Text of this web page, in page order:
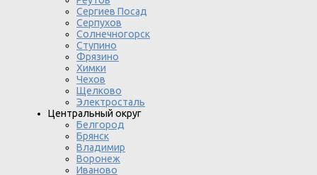
Сергиев Посад
Серпухов
Солнечногорск
Ступино
Фрязино
Химки
Чехов
Щелково
Электросталь
Центральный округ
Белгород
Брянск
Владимир
Воронеж
Иваново